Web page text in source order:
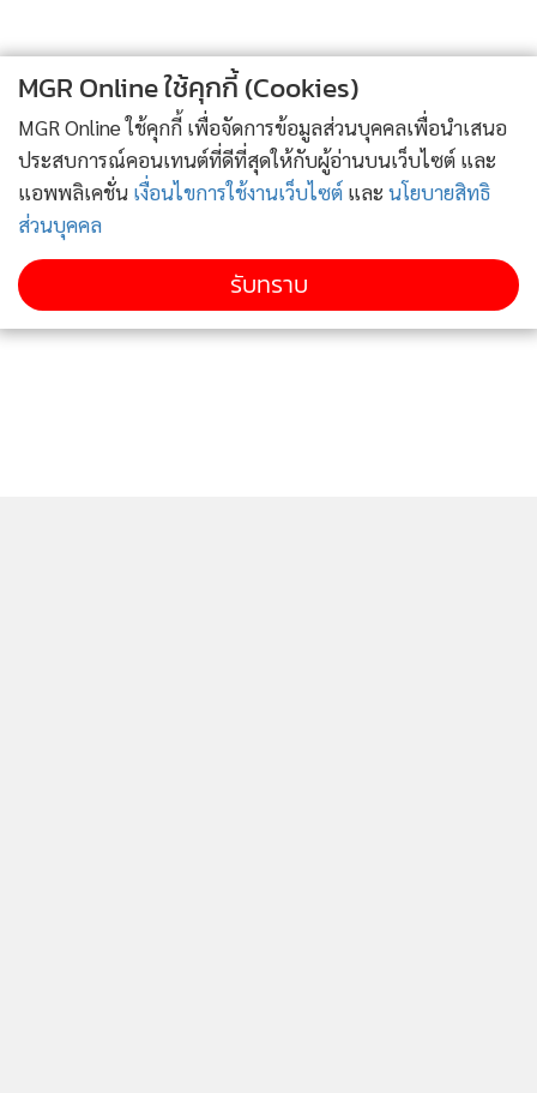
MGR Online ใช้คุกกี้ (Cookies)
MGR Online ใช้คุกกี้ เพื่อจัดการข้อมูลส่วนบุคคลเพื่อนำเสนอ
ประสบการณ์คอนเทนต์ที่ดีที่สุดให้กับผู้อ่านบนเว็บไซต์ และ
แอพพลิเคชั่น เงื่อนไขการใช้งานเว็บไซต์ และ นโยบายสิทธิ
ส่วนบุคคล
รับทราบ